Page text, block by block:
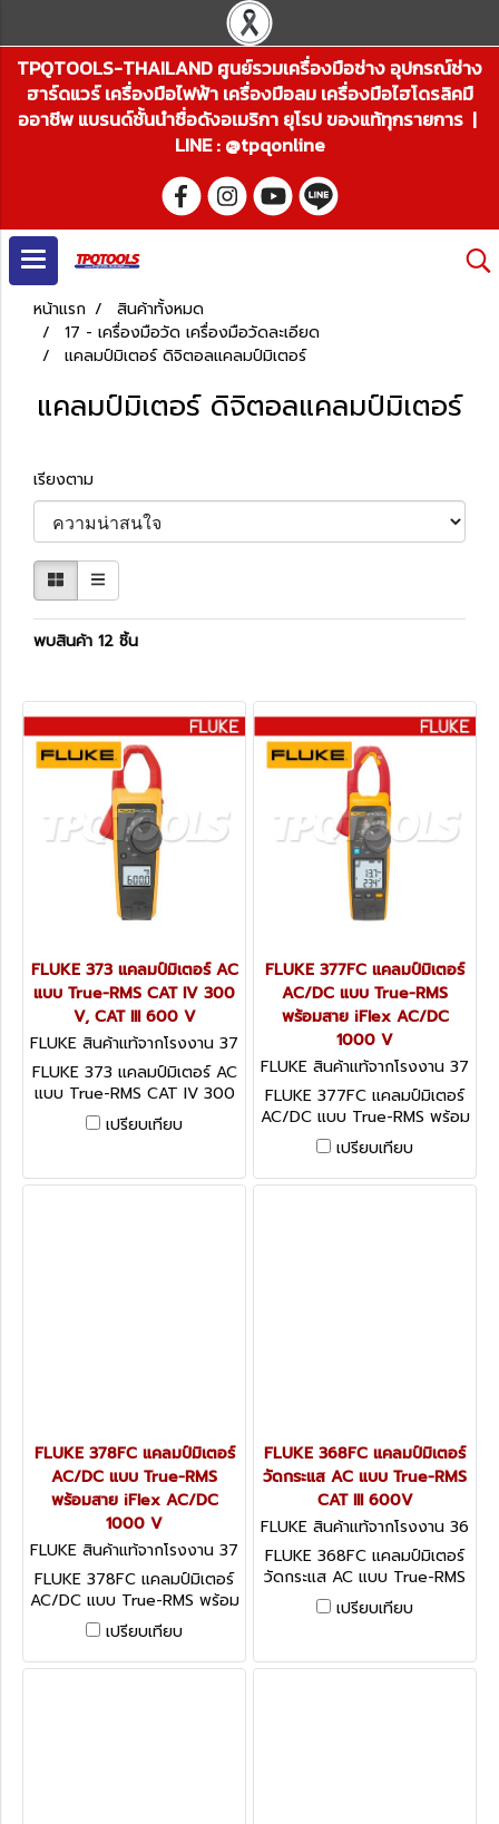
TPQTOOLS-THAILAND ศูนย์รวมเครื่องมือช่าง อุปกรณ์ช่าง
ฮาร์ดแวร์ เครื่องมือไฟฟ้า เครื่องมือลม เครื่องมือไฮโดรลิคมื
ออาชีพ แบรนด์ชั้นนำชื่อดังอเมริกา ยุโรป ของแท้ทุกรายการ |
LINE : @tpqonline
หน้าแรก
สินค้าทั้งหมด
17 - เครื่องมือวัด เครื่องมือวัดละเอียด
แคลมป์มิเตอร์ ดิจิตอลแคลมป์มิเตอร์
แคลมป์มิเตอร์ ดิจิตอลแคลมป์มิเตอร์
เรียงตาม
พบสินค้า 12 ชิ้น
FLUKE 373 แคลมป์มิเตอร์ AC
แบบ True-RMS CAT IV 300
V, CAT III 600 V
FLUKE สินค้าแท้จากโรงงาน 37
3
FLUKE 373 แคลมป์มิเตอร์ AC
แบบ True-RMS CAT IV 300
V, CAT III 600 V
เปรียบเทียบ
FLUKE 377FC แคลมป์มิเตอร์
AC/DC แบบ True-RMS
พร้อมสาย iFlex AC/DC
1000 V
FLUKE สินค้าแท้จากโรงงาน 37
7FC
FLUKE 377FC แคลมป์มิเตอร์
AC/DC แบบ True-RMS พร้อม
สาย iFlex AC/DC 1000 V
เปรียบเทียบ
FLUKE 378FC แคลมป์มิเตอร์
AC/DC แบบ True-RMS
พร้อมสาย iFlex AC/DC
1000 V
FLUKE สินค้าแท้จากโรงงาน 37
8FC
FLUKE 378FC แคลมป์มิเตอร์
AC/DC แบบ True-RMS พร้อม
สาย iFlex AC/DC 1000 V
เปรียบเทียบ
FLUKE 368FC แคลมป์มิเตอร์
วัดกระแส AC แบบ True-RMS
CAT III 600V
FLUKE สินค้าแท้จากโรงงาน 36
8FC
FLUKE 368FC แคลมป์มิเตอร์
วัดกระแส AC แบบ True-RMS
CAT III 600V
เปรียบเทียบ